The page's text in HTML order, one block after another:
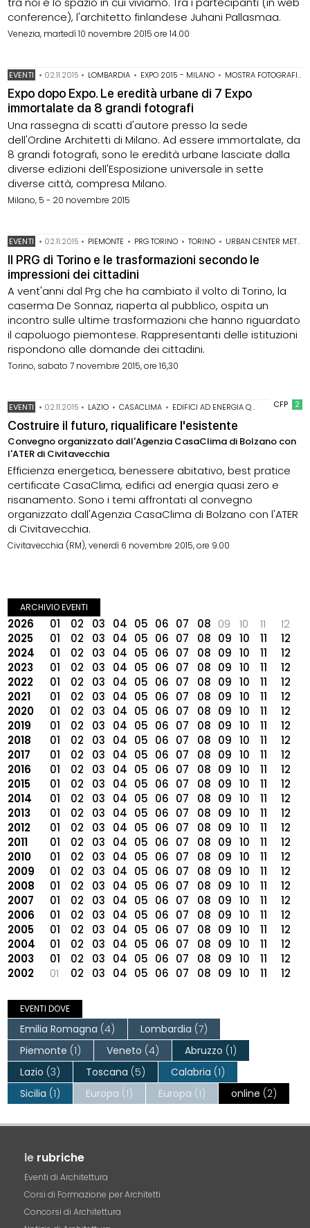
conference), l'architetto finlandese Juhani Pallasmaa.
Venezia, martedì 10 novembre 2015 ore 14.00
EVENTI • 02.11.2015 • LOMBARDIA • EXPO 2015 - MILANO • MOSTRA FOTOGRAFICA
Expo dopo Expo. Le eredità urbane di 7 Expo
immortalate da 8 grandi fotografi
Una rassegna di scatti d'autore presso la sede
dell'Ordine Architetti di Milano. Ad essere immortalate, da
8 grandi fotografi, sono le eredità urbane lasciate dalla
diverse edizioni dell'Esposizione universale in sette
diverse città, compresa Milano.
Milano, 5 - 20 novembre 2015
EVENTI • 02.11.2015 • PIEMONTE • PRG TORINO • TORINO • URBAN CENTER METROPOLITANO
Il PRG di Torino e le trasformazioni secondo le
impressioni dei cittadini
A vent'anni dal Prg che ha cambiato il volto di Torino, la
caserma De Sonnaz, riaperta al pubblico, ospita un
incontro sulle ultime trasformazioni che hanno riguardato
il capoluogo piemontese. Rappresentanti delle istituzioni
rispondono alle domande dei cittadini.
Torino, sabato 7 novembre 2015, ore 16,30
CFP 2
EVENTI • 02.11.2015 • LAZIO • CASACLIMA • EDIFICI AD ENERGIA QUASI ZERO •
Costruire il futuro, riqualificare l'esistente
Convegno organizzato dall'Agenzia CasaClima di Bolzano con
l'ATER di Civitavecchia
Efficienza energetica, benessere abitativo, best pratice
certificate CasaClima, edifici ad energia quasi zero e
risanamento. Sono i temi affrontati al convegno
organizzato dall'Agenzia CasaClima di Bolzano con l'ATER
di Civitavecchia.
Civitavecchia (RM), venerdì 6 novembre 2015, ore 9.00
ARCHIVIO EVENTI
2026 01 02 03 04 05 06 07 08 09 10 11
12
2025
01 02 03 04 05 06 07 08 09 10 11
12
2024
01 02 03 04 05 06 07 08 09 10 11
12
2023
01 02 03 04 05 06 07 08 09 10 11
12
2022
01 02 03 04 05 06 07 08 09 10 11
12
2021
01 02 03 04 05 06 07 08 09 10 11
12
2020
01 02 03 04 05 06 07 08 09 10 11
12
2019
01 02 03 04 05 06 07 08 09 10 11
12
2018
01 02 03 04 05 06 07 08 09 10 11
12
2017
01 02 03 04 05 06 07 08 09 10 11
12
2016
01 02 03 04 05 06 07 08 09 10 11
12
2015
01 02 03 04 05 06 07 08 09 10 11
12
2014
01 02 03 04 05 06 07 08 09 10 11
12
2013
01 02 03 04 05 06 07 08 09 10 11
12
2012
01 02 03 04 05 06 07 08 09 10 11
12
2011
01 02 03 04 05 06 07 08 09 10 11
12
2010
01 02 03 04 05 06 07 08 09 10 11
12
2009
01 02 03 04 05 06 07 08 09 10 11
12
2008
01 02 03 04 05 06 07 08 09 10 11
12
2007
01 02 03 04 05 06 07 08 09 10 11
12
2006
01 02 03 04 05 06 07 08 09 10 11
12
2005
01 02 03 04 05 06 07 08 09 10 11
12
2004
01 02 03 04 05 06 07 08 09 10 11
12
2003
01 02 03 04 05 06 07 08 09 10 11
12
2002
01 02 03 04 05 06 07 08 09 10 11 12
EVENTI DOVE
Emilia Romagna (4) Lombardia (7)
Piemonte (1) Veneto (4) Abruzzo (1)
Lazio (3) Toscana (5) Calabria (1)
Sicilia (1) Europa (1) Europa (1) online (2)
le rubriche
Eventi di Architettura
Corsi di Formazione per Architetti
Concorsi di Architettura